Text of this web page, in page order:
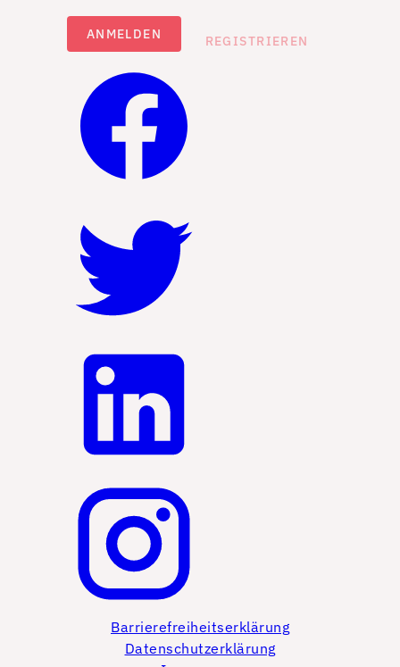
ANMELDEN REGISTRIEREN
Barrierefreiheitserklärung
Datenschutzerklärung